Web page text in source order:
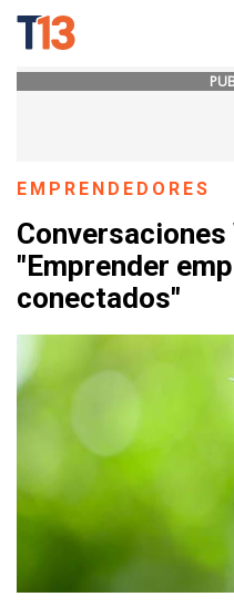
EMPRENDEDORES
"Emprender
conectados"